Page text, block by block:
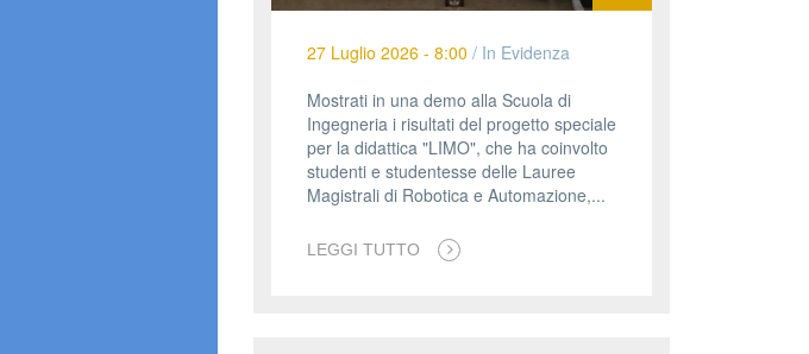
27 Luglio 2026 - 8:00 / In Evidenza
Mostrati in una demo alla Scuola di
Ingegneria i risultati del progetto speciale
per la didattica "LIMO", che ha coinvolto
studenti e studentesse delle Lauree
Magistrali di Robotica e Automazione,...
LEGGI TUTTO